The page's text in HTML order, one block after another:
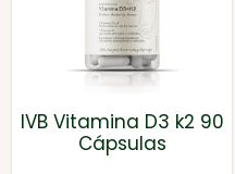
IVB Vitamina D3 k2 90
Cápsulas